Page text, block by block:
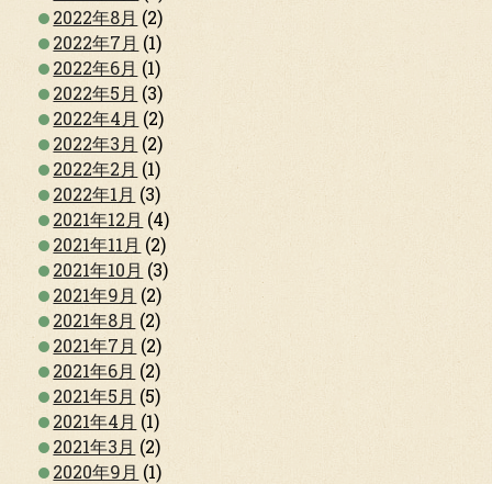
2022年8月 (2)
2022年7月 (1)
2022年6月 (1)
2022年5月 (3)
2022年4月 (2)
2022年3月 (2)
2022年2月 (1)
2022年1月 (3)
2021年12月 (4)
2021年11月 (2)
2021年10月 (3)
2021年9月 (2)
2021年8月 (2)
2021年7月 (2)
2021年6月 (2)
2021年5月 (5)
2021年4月 (1)
2021年3月 (2)
2020年9月 (1)